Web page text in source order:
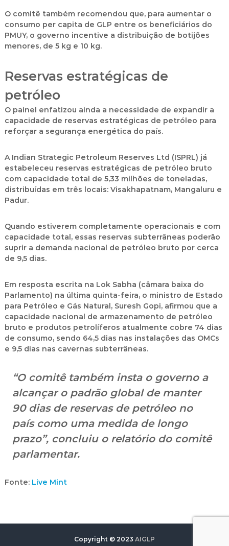
O comitê também recomendou que, para aumentar o
consumo per capita de GLP entre os beneficiários do
PMUY, o governo incentive a distribuição de botijões
menores, de 5 kg e 10 kg.
Reservas estratégicas de
petróleo
O painel enfatizou ainda a necessidade de expandir a
capacidade de reservas estratégicas de petróleo para
reforçar a segurança energética do país.
A Indian Strategic Petroleum Reserves Ltd (ISPRL) já
estabeleceu reservas estratégicas de petróleo bruto
com capacidade total de 5,33 milhões de toneladas,
distribuídas em três locais: Visakhapatnam, Mangaluru e
Padur.
Quando estiverem completamente operacionais e com
capacidade total, essas reservas subterrâneas poderão
suprir a demanda nacional de petróleo bruto por cerca
de 9,5 dias.
Em resposta escrita na Lok Sabha (câmara baixa do
Parlamento) na última quinta-feira, o ministro de Estado
para Petróleo e Gás Natural, Suresh Gopi, afirmou que a
capacidade nacional de armazenamento de petróleo
bruto e produtos petrolíferos atualmente cobre 74 dias
de consumo, sendo 64,5 dias nas instalações das OMCs
e 9,5 dias nas cavernas subterrâneas.
“O comitê também insta o governo a
alcançar o padrão global de manter
90 dias de reservas de petróleono
país como uma medida de longo
prazo”, concluiu o relatório do comitê
parlamentar.
Fonte: Live Mint
Copyright © 2023 AIGLP